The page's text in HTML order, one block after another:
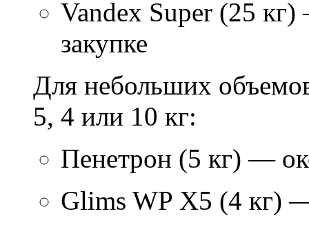
Vandex Super (25
закупке
Для небольших
5, 4 или 10 кг:
Пенетрон (5 кг) —
Glims WP X5 (4 кг)